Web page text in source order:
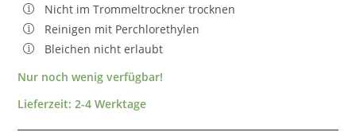
Nicht im Trommeltrockner trocknen
Reinigen mit Perchlorethylen
Bleichen nicht erlaubt
Nur noch wenig verfügbar!
Lieferzeit:2-4 Werktage